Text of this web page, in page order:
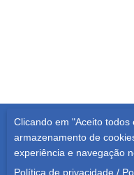
Todos os Direitos
Clicando em "Aceito
armazenamento de
experiência e navegação
Política de privacidade /